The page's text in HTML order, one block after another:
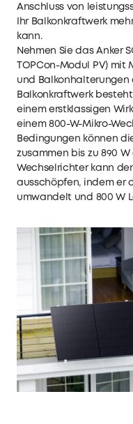
Anschluss von
Ihr Balkonkraftwerk
kann.
Nehmen Sie dasAnker
TOPCon-Modul PV) mit
und Balkonhalterungen
Balkonkraftwerk
einem erstklassigen
einem 800-W-Mikro-
Bedingungen können
zusammen bis zu 890
Wechselrichter kann
ausschöpfen, indem er
umwandelt und 800 W